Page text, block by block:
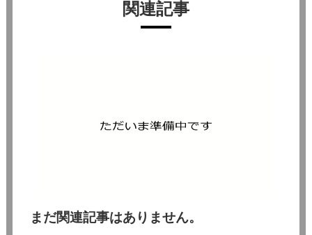
関連記事
まだ関連記事はありません。